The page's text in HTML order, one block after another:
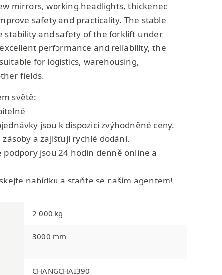
mirrors, working headlights, thickened
safety and practicality. The stable
stability and safety of the forklift under
performance and reliability, the
for logistics, warehousing,
fields.
světě:
jsou k dispozici zvýhodněné ceny.
a zajišťují rychlé dodání.
podpory jsou 24 hodin denně online a
nabídku a staňte se naším agentem!
2 000 kg
3000 mm
CHANGCHAI390